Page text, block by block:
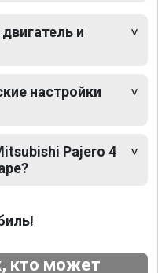
и
настройки
Pajero 4
кто может